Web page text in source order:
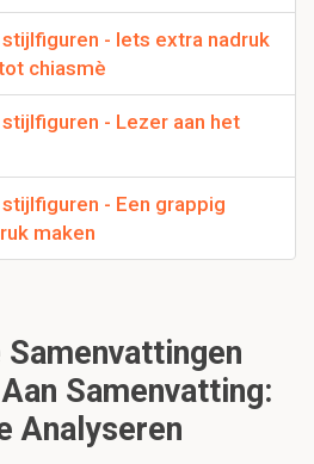
- Iets extra nadruk
chiasmè
- Lezer aan het
- Een grappig
maken
Samenvatting:
Analyseren